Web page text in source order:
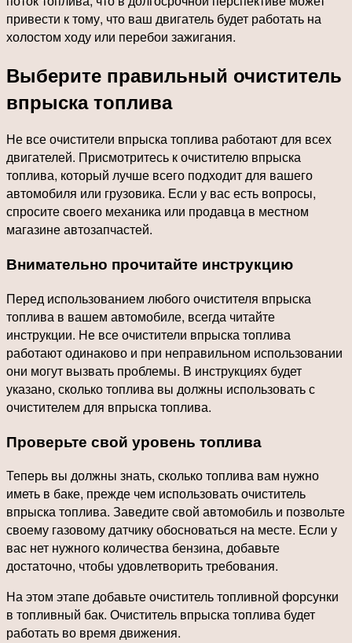
привести к тому, что ваш двигатель будет работать на
холостом ходу или перебои зажигания.
Выберите правильный очиститель
впрыска топлива
Не все очистители впрыска топлива работают для всех
двигателей. Присмотритесь к очистителю впрыска
топлива, который лучше всего подходит для вашего
автомобиля или грузовика. Если у вас есть вопросы,
спросите своего механика или продавца в местном
магазине автозапчастей.
Внимательно прочитайте инструкцию
Перед использованием любого очистителя впрыска
топлива в вашем автомобиле, всегда читайте
инструкции. Не все очистители впрыска топлива
работают одинаково и при неправильном использовании
они могут вызвать проблемы. В инструкциях будет
указано, сколько топлива вы должны использовать с
очистителем для впрыска топлива.
Проверьте свой уровень топлива
Теперь вы должны знать, сколько топлива вам нужно
иметь в баке, прежде чем использовать очиститель
впрыска топлива. Заведите свой автомобиль и позвольте
своему газовому датчику обосноваться на месте. Если у
вас нет нужного количества бензина, добавьте
достаточно, чтобы удовлетворить требования.
На этом этапе добавьте очиститель топливной форсунки
в топливный бак. Очиститель впрыска топлива будет
работать во время движения.